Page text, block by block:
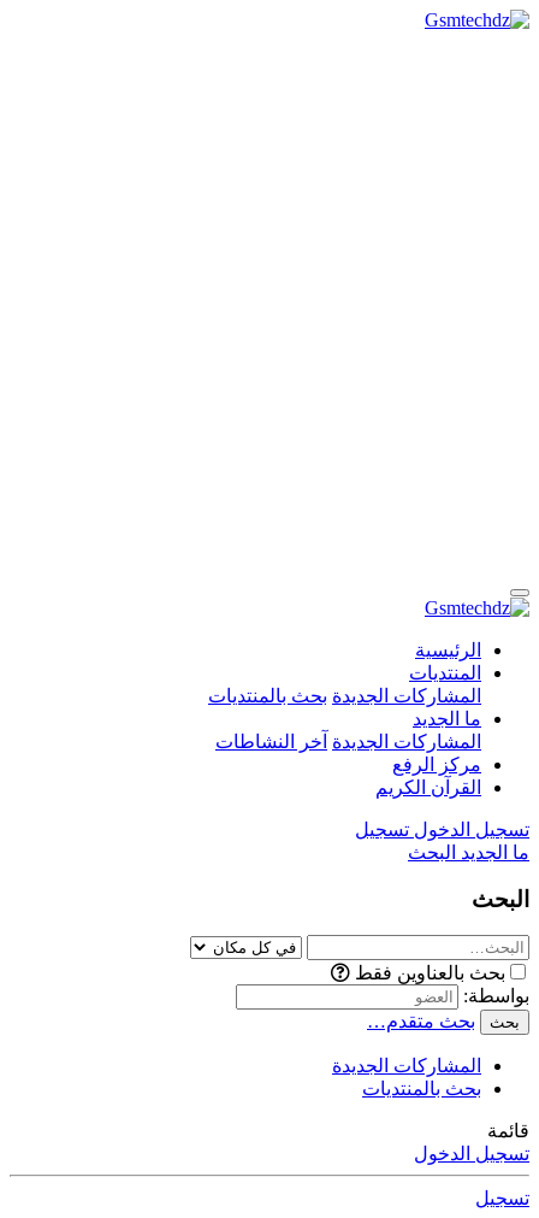
الرئيسية
المنتديات
المشاركات الجديدة بحث بالمنتديات
ما الجديد
المشاركات الجديدة آخر النشاطات
مركز الرفع
القرآن الكريم
تسجيل الدخول تسجيل
ما الجديد البحث
البحث
بحث بالعناوين فقط
بواسطة:
بحث بحث متقدم…
المشاركات الجديدة
بحث بالمنتديات
قائمة
تسجيل الدخول
تسجيل